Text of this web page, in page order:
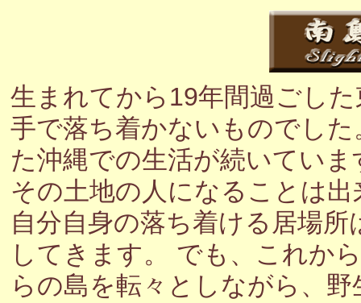
生まれてから19年間過ごし
手で落ち着かないものでし
た沖縄での生活が続いてい
その土地の人になることは
自分自身の落ち着ける居場
してきます。 でも、これか
らの島を転々としながら、